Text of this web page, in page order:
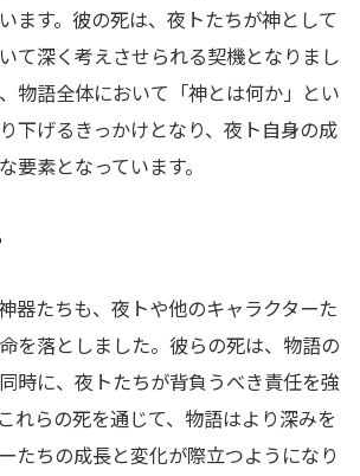
ます。彼の死は、夜トたちが神として
て深く考えさせられる契機となりまし
物語全体において「神とは何か」とい
下げるきっかけとなり、夜ト自身の成
要素となっています。
器たちも、夜トや他のキャラクターた
を落としました。彼らの死は、物語の
時に、夜トたちが背負うべき責任を強
れらの死を通じて、物語はより深みを
たちの成長と変化が際立つようになり